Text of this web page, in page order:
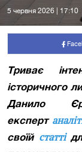
5 червня 2026 | 17:10
Триває
історичного
Данило
експерт
своїй статті